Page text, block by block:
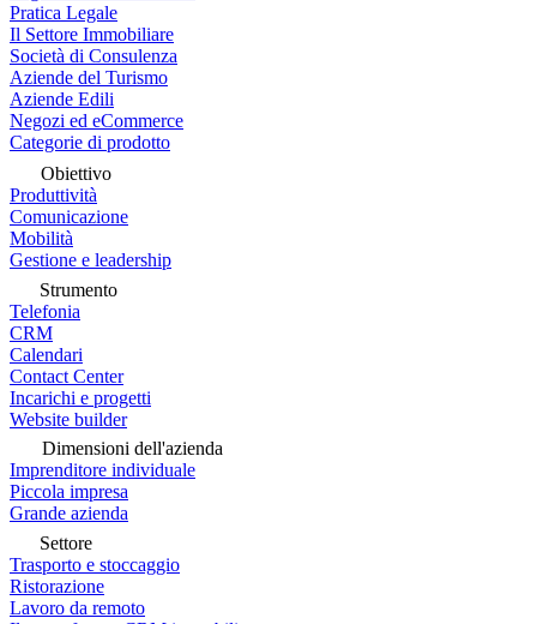
Pratica Legale
Il Settore Immobiliare
Società di Consulenza
Aziende del Turismo
Aziende Edili
Negozi ed eCommerce
Categorie di prodotto
Obiettivo
Produttività
Comunicazione
Mobilità
Gestione e leadership
Strumento
Telefonia
CRM
Calendari
Contact Center
Incarichi e progetti
Website builder
Dimensioni dell'azienda
Imprenditore individuale
Piccola impresa
Grande azienda
Settore
Trasporto e stoccaggio
Ristorazione
Lavoro da remoto